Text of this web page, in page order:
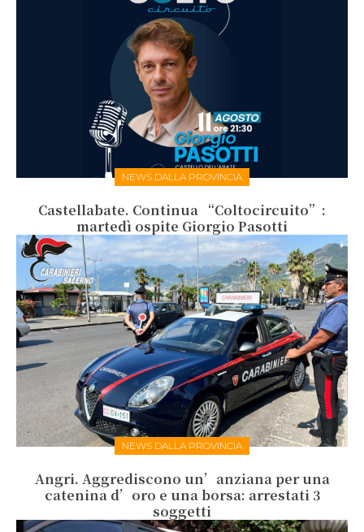
NEWS DALLA PROVINCIA
Castellabate. Continua “Coltocircuito”:
martedì ospite Giorgio Pasotti
NEWS DALLA PROVINCIA
Angri. Aggrediscono un’anziana per una
catenina d’oro e una borsa: arrestati 3
soggetti